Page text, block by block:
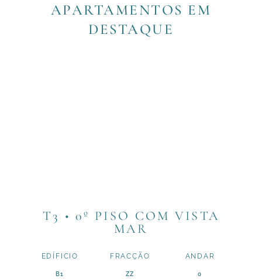
APARTAMENTOS EM
DESTAQUE
T3 • 0º PISO COM VISTA
MAR
EDÍFICIO
B1
FRACÇÃO
ZZ
ANDAR
0